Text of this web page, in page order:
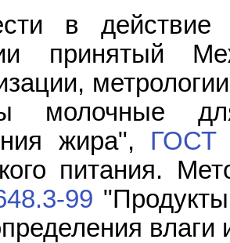
в действие
принятый
молочные
жира", ГОСТ
питания.
99
влаги